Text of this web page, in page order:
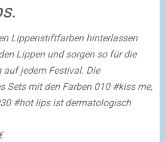
Lippenstiftfarben hinterlassen
Lippen und sorgen so für die
jedem Festival. Die
Sets mit den Farben 010 #kiss me,
#hot lips ist dermatologisch